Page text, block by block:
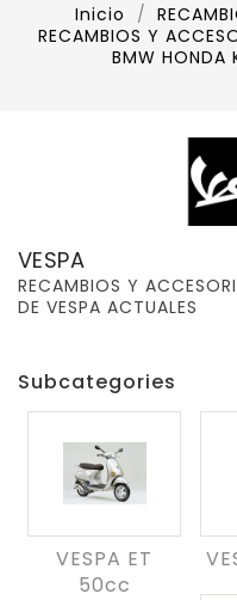
Inicio
RECAMBIOS Y
BMW HONDA
VESPA
RECAMBIOS Y
DE VESPA ACTUALES
Subcategories
VESPA ET
50cc